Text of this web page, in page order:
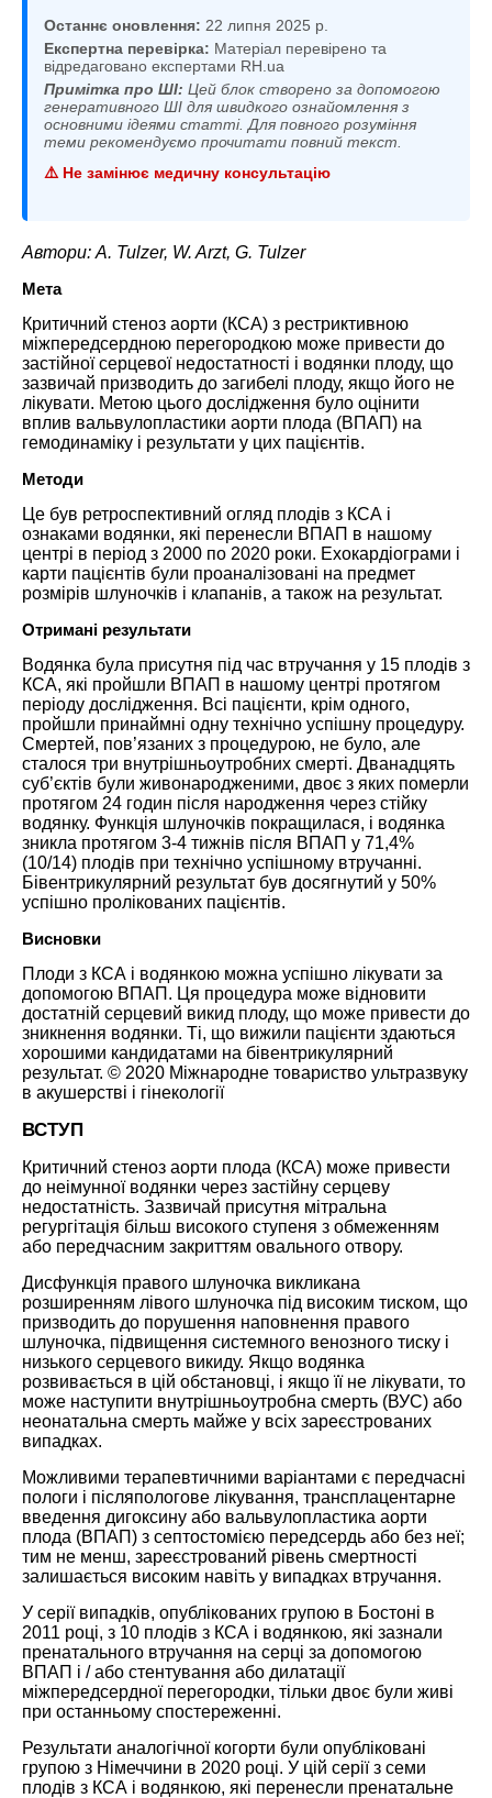
Останнє оновлення: 22 липня 2025 р.
Експертна перевірка: Матеріал перевірено та
відредаговано експертами RH.ua
Примітка про ШІ: Цей блок створено за допомогою
генеративного ШІ для швидкого ознайомлення з
основними ідеями статті. Для повного розуміння
теми рекомендуємо прочитати повний текст.
⚠️ Не замінює медичну консультацію
Автори: A. Tulzer, W. Arzt, G. Tulzer
Мета
Критичний стеноз аорти (КСА) з рестриктивною
міжпередсердною перегородкою може привести до
застійної серцевої недостатності і водянки плоду, що
зазвичай призводить до загибелі плоду, якщо його не
лікувати. Метою цього дослідження було оцінити
вплив вальвулопластики аорти плода (ВПАП) на
гемодинаміку і результати у цих пацієнтів.
Методи
Це був ретроспективний огляд плодів з КСА і
ознаками водянки, які перенесли ВПАП в нашому
центрі в період з 2000 по 2020 роки. Ехокардіограми і
карти пацієнтів були проаналізовані на предмет
розмірів шлуночків і клапанів, а також на результат.
Отримані результати
Водянка була присутня під час втручання у 15 плодів з
КСА, які пройшли ВПАП в нашому центрі протягом
періоду дослідження. Всі пацієнти, крім одного,
пройшли принаймні одну технічно успішну процедуру.
Смертей, пов’язаних з процедурою, не було, але
сталося три внутрішньоутробних смерті. Дванадцять
суб’єктів були живонародженими, двоє з яких померли
протягом 24 годин після народження через стійку
водянку. Функція шлуночків покращилася, і водянка
зникла протягом 3-4 тижнів після ВПАП у 71,4%
(10/14) плодів при технічно успішному втручанні.
Бівентрикулярний результат був досягнутий у 50%
успішно пролікованих пацієнтів.
Висновки
Плоди з КСА і водянкою можна успішно лікувати за
допомогою ВПАП. Ця процедура може відновити
достатній серцевий викид плоду, що може привести до
зникнення водянки. Ті, що вижили пацієнти здаються
хорошими кандидатами на бівентрикулярний
результат. © 2020 Міжнародне товариство ультразвуку
в акушерстві і гінекології
ВСТУП
Критичний стеноз аорти плода (КСА) може привести
до неімунної водянки через застійну серцеву
недостатність. Зазвичай присутня мітральна
регургітація більш високого ступеня з обмеженням
або передчасним закриттям овального отвору.
Дисфункція правого шлуночка викликана
розширенням лівого шлуночка під високим тиском, що
призводить до порушення наповнення правого
шлуночка, підвищення системного венозного тиску і
низького серцевого викиду. Якщо водянка
розвивається в цій обстановці, і якщо її не лікувати, то
може наступити внутрішньоутробна смерть (ВУС) або
неонатальна смерть майже у всіх зареєстрованих
випадках.
Можливими терапевтичними варіантами є передчасні
пологи і післяпологове лікування, трансплацентарне
введення дигоксину або вальвулопластика аорти
плода (ВПАП) з септостомією передсердь або без неї;
тим не менш, зареєстрований рівень смертності
залишається високим навіть у випадках втручання.
У серії випадків, опублікованих групою в Бостоні в
2011 році, з 10 плодів з КСА і водянкою, які зазнали
пренатального втручання на серці за допомогою
ВПАП і / або стентування або дилатації
міжпередсердної перегородки, тільки двоє були живі
при останньому спостереженні.
Результати аналогічної когорти були опубліковані
групою з Німеччини в 2020 році. У цій серії з семи
плодів з КСА і водянкою, які перенесли пренатальне